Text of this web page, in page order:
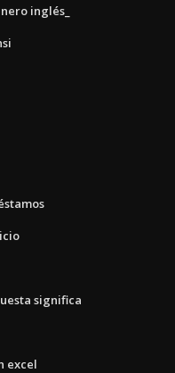
inglés_
significa
excel